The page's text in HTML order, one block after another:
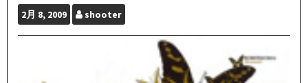
2月 8, 2009 shooter